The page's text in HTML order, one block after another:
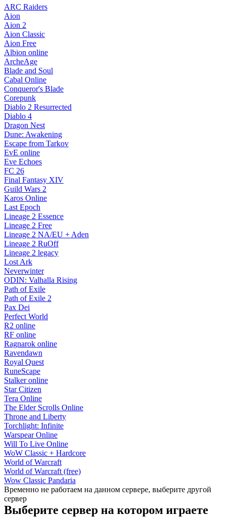
ARC Raiders
Aion
Aion 2
Aion Classic
Aion Free
Albion online
ArcheAge
Blade and Soul
Cabal Online
Conqueror's Blade
Corepunk
Diablo 2 Resurrected
Diablo 4
Dragon Nest
Dune: Awakening
Escape from Tarkov
EvE online
Eve Echoes
FC 26
Final Fantasy XIV
Guild Wars 2
Karos Online
Last Epoch
Lineage 2 Essence
Lineage 2 Free
Lineage 2 NA/EU + Aden
Lineage 2 RuOff
Lineage 2 legacy
Lost Ark
Neverwinter
ODIN: Valhalla Rising
Path of Exile
Path of Exile 2
Pax Dei
Perfect World
R2 online
RF online
Ragnarok online
Ravendawn
Royal Quest
RuneScape
Stalker online
Star Citizen
Tera Online
The Elder Scrolls Online
Throne and Liberty
Torchlight: Infinite
Warspear Online
Will To Live Online
WoW Classic + Hardcore
World of Warcraft
World of Warcraft (free)
Wow Classic Pandaria
Временно не работаем на данном сервере, выберите другой
сервер
Выберите сервер на котором играете